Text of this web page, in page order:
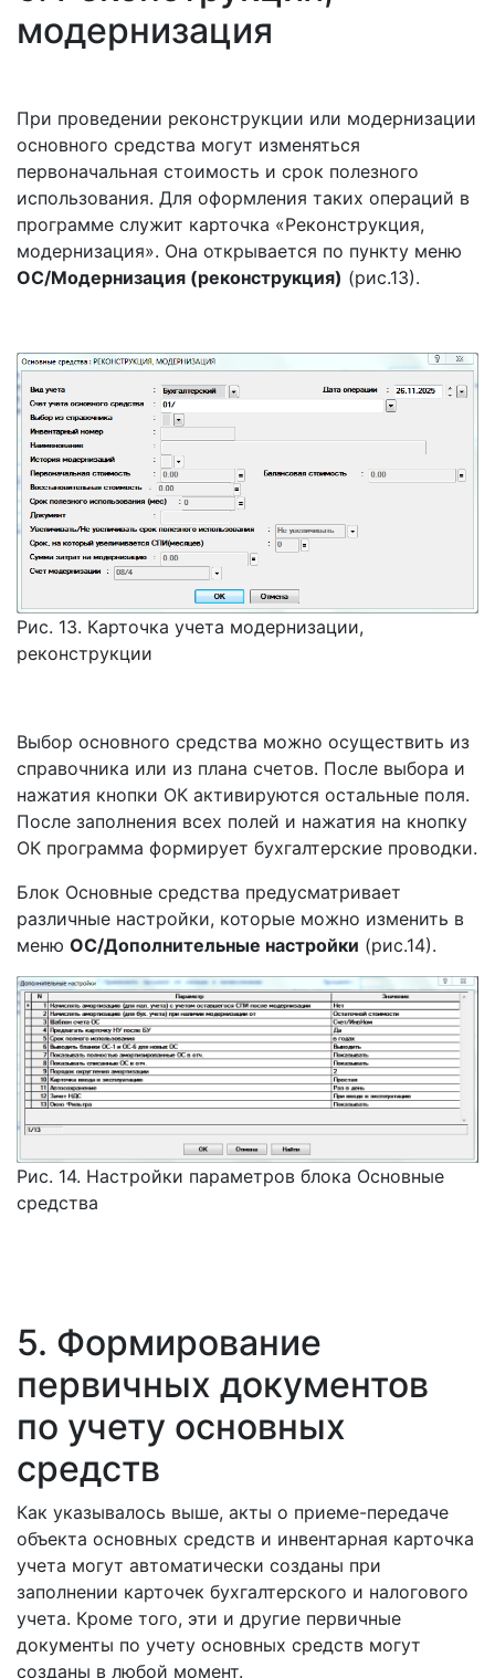
модернизация
При проведении реконструкции или модернизации
основного средства могут изменяться
первоначальная стоимость и срок полезного
использования. Для оформления таких операций в
программе служит карточка «Реконструкция,
модернизация». Она открывается по пункту меню
ОС/Модернизация (реконструкция) (рис.13).
Рис. 13. Карточка учета модернизации,
реконструкции
Выбор основного средства можно осуществить из
справочника или из плана счетов. После выбора и
нажатия кнопки ОК активируются остальные поля.
После заполнения всех полей и нажатия на кнопку
ОК программа формирует бухгалтерские проводки.
Блок Основные средства предусматривает
различные настройки, которые можно изменить в
меню ОС/Дополнительные настройки (рис.14).
Рис. 14. Настройки параметров блока Основные
средства
5. Формирование
первичных документов
по учету основных
средств
Как указывалось выше, акты о приеме-передаче
объекта основных средств и инвентарная карточка
учета могут автоматически созданы при
заполнении карточек бухгалтерского и налогового
учета. Кроме того, эти и другие первичные
документы по учету основных средств могут
созданы в любой момент.